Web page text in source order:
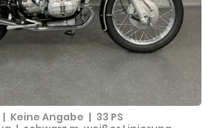
| Keine Angabe | 33 PS